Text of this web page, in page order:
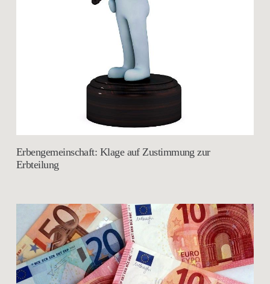
Erbengemeinschaft: Klage auf Zustimmung zur
Erbteilung